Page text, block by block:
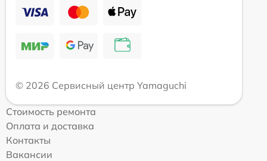
© 2026 Сервисный центр Yamaguchi
Стоимость ремонта
Оплата и доставка
Контакты
Вакансии